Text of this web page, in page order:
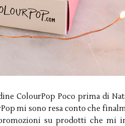
ColourPop Poco prima di
mi sono resa conto che
su prodotti che mi